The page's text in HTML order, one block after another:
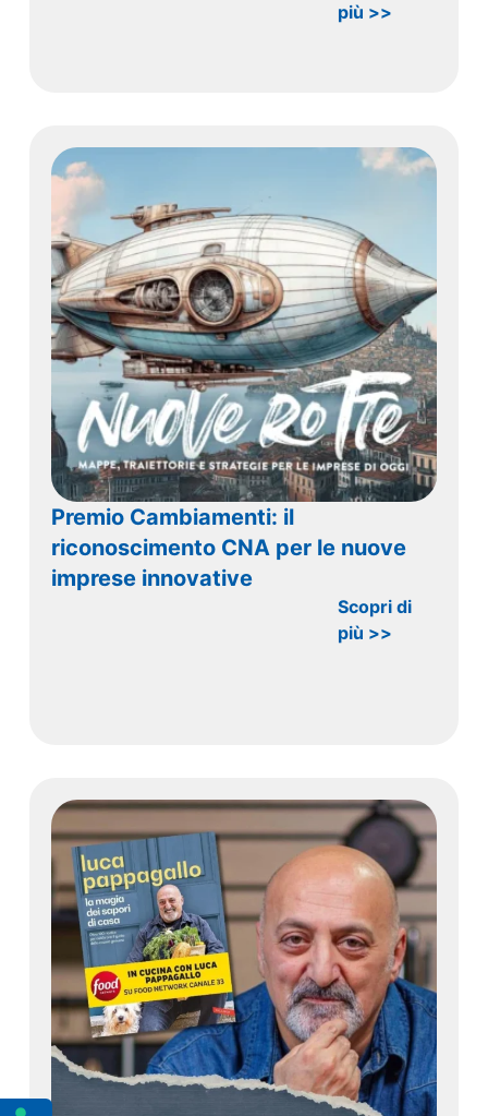
più >>
Premio Cambiamenti: il
riconoscimento CNA per le nuove
imprese innovative
Scopri di
più >>